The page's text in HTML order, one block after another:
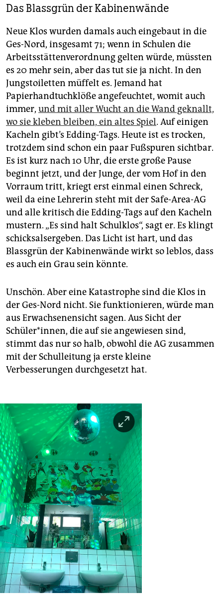
Das Blassgrün der Kabinenwände
Neue Klos wurden damals auch eingebaut in die
Ges-Nord, insgesamt 71; wenn in Schulen die
Arbeitsstättenverordnung gelten würde, müssten
es 20 mehr sein, aber das tut sie ja nicht. In den
Jungstoiletten müffelt es. Jemand hat
Papierhandtuchklöße angefeuchtet, womit auch
immer, und mit aller Wucht an die Wand geknallt,
wo sie kleben bleiben, ein altes Spiel. Auf einigen
Kacheln gibt’s Edding-Tags. Heute ist es trocken,
trotzdem sind schon ein paar Fußspuren sichtbar.
Es ist kurz nach 10 Uhr, die erste große Pause
beginnt jetzt, und der Junge, der vom Hof in den
Vorraum tritt, kriegt erst einmal einen Schreck,
weil da eine Lehrerin steht mit der Safe-Area-AG
und alle kritisch die Edding-Tags auf den Kacheln
mustern. „Es sind halt Schulklos“, sagt er. Es klingt
schicksalsergeben. Das Licht ist hart, und das
Blassgrün der Kabinenwände wirkt so leblos, dass
es auch ein Grau sein könnte.
Unschön. Aber eine Katastrophe sind die Klos in
der Ges-Nord nicht. Sie funktionieren, würde man
aus Erwachsenensicht sagen. Aus Sicht der
Schüler*innen, die auf sie angewiesen sind,
stimmt das nur so halb, obwohl die AG zusammen
mit der Schulleitung ja erste kleine
Verbesserungen durchgesetzt hat.